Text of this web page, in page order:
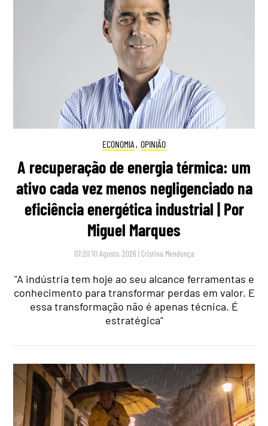
ECONOMIA , OPINIÃO
A recuperação de energia térmica: um
ativo cada vez menos negligenciado na
eficiência energética industrial | Por
Miguel Marques
07:20 10 Agosto, 2026 | Cristina Mendonça
"A indústria tem hoje ao seu alcance ferramentas e
conhecimento para transformar perdas em valor. E
essa transformação não é apenas técnica. É
estratégica"